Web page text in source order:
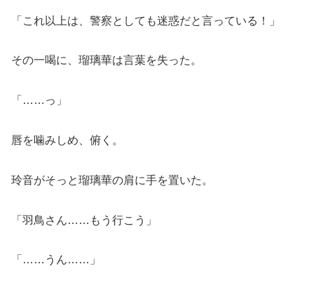
「これ以上は、警察としても迷惑だと言っている！」
その一喝に、瑠璃華は言葉を失った。
「……っ」
唇を噛みしめ、俯く。
玲音がそっと瑠璃華の肩に手を置いた。
「羽鳥さん……もう行こう」
「……うん……」